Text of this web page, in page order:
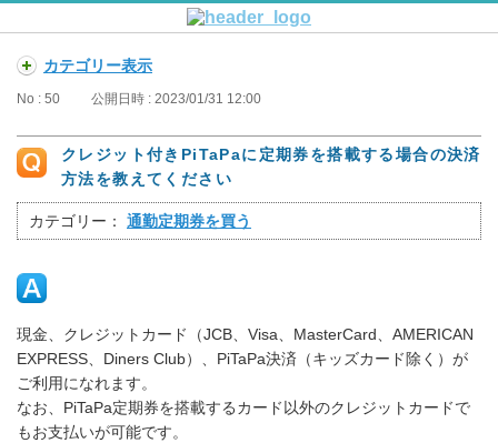
カテゴリー表示
No : 50 公開日時 : 2023/01/31 12:00
クレジット付きPiTaPaに定期券を搭載する場合の決済
方法を教えてください
カテゴリー： 通勤定期券を買う
現金、クレジットカード（JCB、Visa、MasterCard、AMERICAN
EXPRESS、Diners Club）、PiTaPa決済（キッズカード除く）が
ご利用になれます。
なお、PiTaPa定期券を搭載するカード以外のクレジットカードで
もお支払いが可能です。